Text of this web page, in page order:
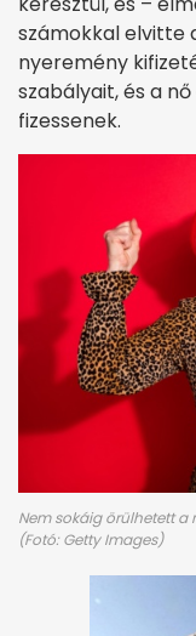
számokkal elvitte
nyeremény
szabályait, és a
fizessenek.
Nem sokáig örülhetett a
(Fotó: Getty Images)